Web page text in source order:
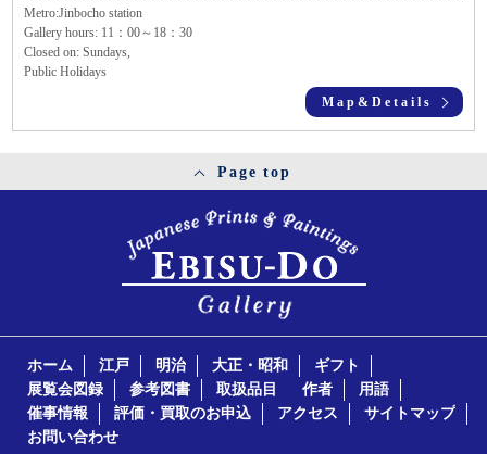
Metro:Jinbocho station
Gallery hours: 11：00～18：30
Closed on: Sundays,
Public Holidays
Map&Details
Page top
ホーム 江戸 明治 大正・昭和
ギフト
展覧会図録
参考図書 取扱品目 作者
用語
催事情報
評価・買取のお申込 アクセス
サイトマップ
お問い合わせ